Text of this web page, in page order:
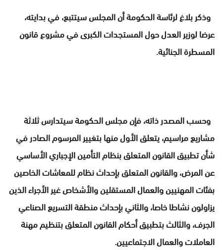
وذكر بلاغ لرئاسة الحكومة أن المجلس سيتتبع، في بدايته،
عرضا لوزير العدل حول المستجدات الكبرى في مشروع قانون
المسطرة الجنائية.
وحسب المصدر ذاته، فإن مجلس الحكومة سيتدارس ثلاثة
مشاريع مراسيم، يتعلق الأول منها بتغيير المرسوم الصادر في
شأن تطبيق القانون المتعلق بنظام التأمين الإجباري الأساسي
عن المرض، والقانون المتعلق بإحداث نظام للمعاشات الخاصين
بفئات المهنيين والعمال المستقلين والأشخاص غير الأجراء الذين
يزاولون نشاطا خاصا، والثاني بإحداث منطقة التسريع الصناعي
الجرف، والثالث بتطبيق أحكام القانون المتعلق بتنظيم مهنة
العاملات والعمال الاجتماعيين.